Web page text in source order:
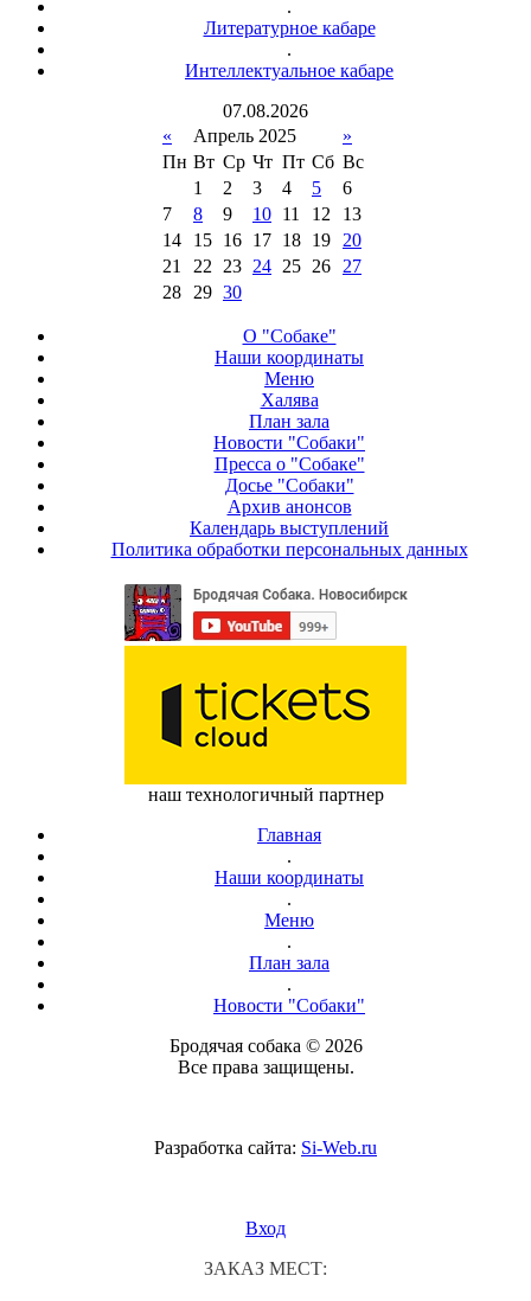
.
Литературное кабаре
.
Интеллектуальное кабаре
07.08.2026
«
Апрель 2025
»
Пн Вт Ср Чт Пт Сб Вс
1
2 3 4 5
6
7
8 9 10 11 12
13
14
15 16 17 18 19
20
21
22 23 24 25 26
27
28
29 30
О "Собаке"
Наши координаты
Меню
Халява
План зала
Новости "Собаки"
Пресса о "Собаке"
Досье "Собаки"
Архив анонсов
Календарь выступлений
Политика обработки персональных данных
наш технологичный партнер
Главная
.
Наши координаты
.
Меню
.
План зала
.
Новости "Собаки"
Бродячая собака © 2026
Все права защищены.
Разработка сайта: Si-Web.ru
Вход
ЗАКАЗ МЕСТ: